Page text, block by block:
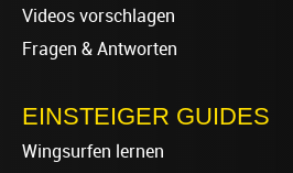
Videos vorschlagen
Fragen & Antworten
EINSTEIGER GUIDES
Wingsurfen lernen